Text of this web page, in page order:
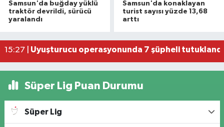
Samsun'da buğday yüklü
traktör devrildi, sürücü
yaralandı
Samsun'da konaklayan
turist sayısı yüzde 13,68
arttı
16:49 |Dron saldırısına uğrayan geminin içi
16:40 | Samsunspor’dan Kasımpaşa karşısında ilk
15:18 | Atakum'da denize girenlere önemli uyarı
Süper Lig Puan Durumu
Süper Lig